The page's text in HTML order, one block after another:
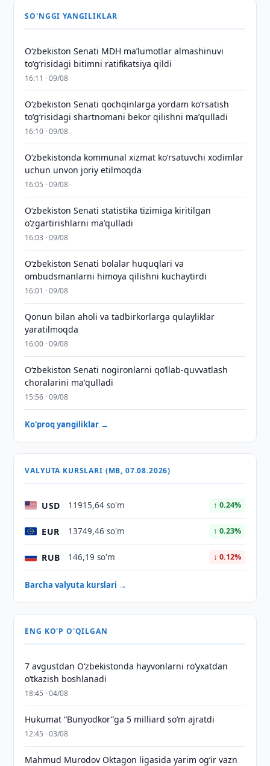
SO'NGGI YANGILIKLAR
Oʻzbekiston Senati MDH maʼlumotlar almashinuvi
toʻgʻrisidagi bitimni ratifikatsiya qildi
16:11 · 09/08
Oʻzbekiston Senati qochqinlarga yordam koʻrsatish
toʻgʻrisidagi shartnomani bekor qilishni maʼqulladi
16:10 · 09/08
Oʻzbekistonda kommunal xizmat koʻrsatuvchi xodimlar
uchun unvon joriy etilmoqda
16:05 · 09/08
Oʻzbekiston Senati statistika tizimiga kiritilgan
oʻzgartirishlarni maʼqulladi
16:03 · 09/08
Oʻzbekiston Senati bolalar huquqlari va
ombudsmanlarni himoya qilishni kuchaytirdi
16:01 · 09/08
Qonun bilan aholi va tadbirkorlarga qulayliklar
yaratilmoqda
16:00 · 09/08
Oʻzbekiston Senati nogironlarni qoʻllab-quvvatlash
choralarini maʼqulladi
15:56 · 09/08
Ko'proq yangiliklar →
VALYUTA KURSLARI (MB, 07.08.2026)
USD 11915,64 so'm ↑ 0.24%
EUR 13749,46 so'm ↑ 0.23%
RUB 146,19 so'm ↓ 0.12%
Barcha valyuta kurslari →
ENG KO'P O'QILGAN
7 avgustdan O‘zbekistonda hayvonlarni ro‘yxatdan
o‘tkazish boshlanadi
18:45 · 04/08
Hukumat “Bunyodkor”ga 5 milliard so‘m ajratdi
12:45 · 03/08
Mahmud Murodov Oktagon ligasida yarim og‘ir vazn